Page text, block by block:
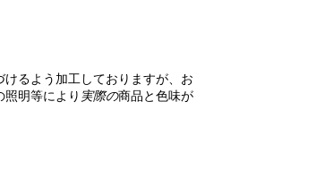
るよう加工しておりますが、お
明等により 実際の商品と色味が